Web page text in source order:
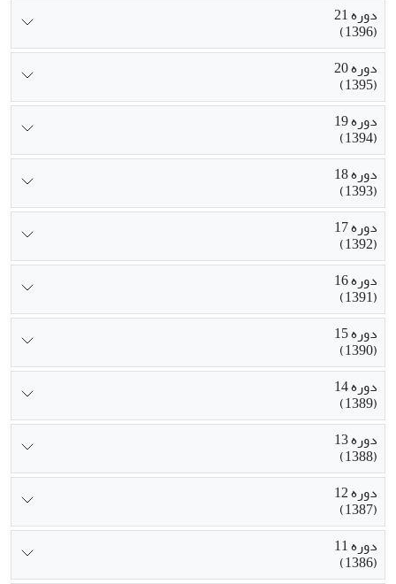
دوره 21
(1396)
دوره 20
(1395)
دوره 19
(1394)
دوره 18
(1393)
دوره 17
(1392)
دوره 16
(1391)
دوره 15
(1390)
دوره 14
(1389)
دوره 13
(1388)
دوره 12
(1387)
دوره 11
(1386)